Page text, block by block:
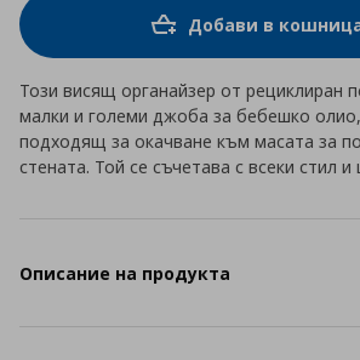
Добави в
Този висящ органайзер от рециклиран
малки и големи джоба за бебешко
подходящ за окачване към масата за
стената. Той се съчетава с всеки стил и
Описание на продукта